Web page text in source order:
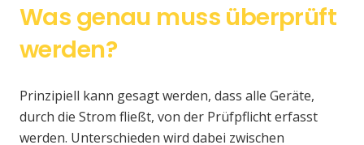
Was genau muss überprüft
werden?
Prinzipiell kann gesagt werden, dass alle Geräte,
durch die Strom fließt, von der Prüfpflicht erfasst
werden. Unterschieden wird dabei zwischen